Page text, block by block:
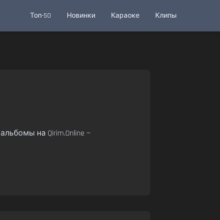
Топ-50 Новинки Караоке Клипы
на Qirim.Online —